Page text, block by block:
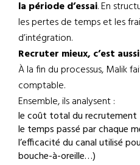
la période d’essai. En
les pertes de temps et les
d’intégration.
Recruter mieux, c’est
À la fin du processus, Malik
comptable.
Ensemble, ils analysent :
le coût total du recrutement
le temps passé par chaque
l’efficacité du canal utilisé
bouche-à-oreille…)